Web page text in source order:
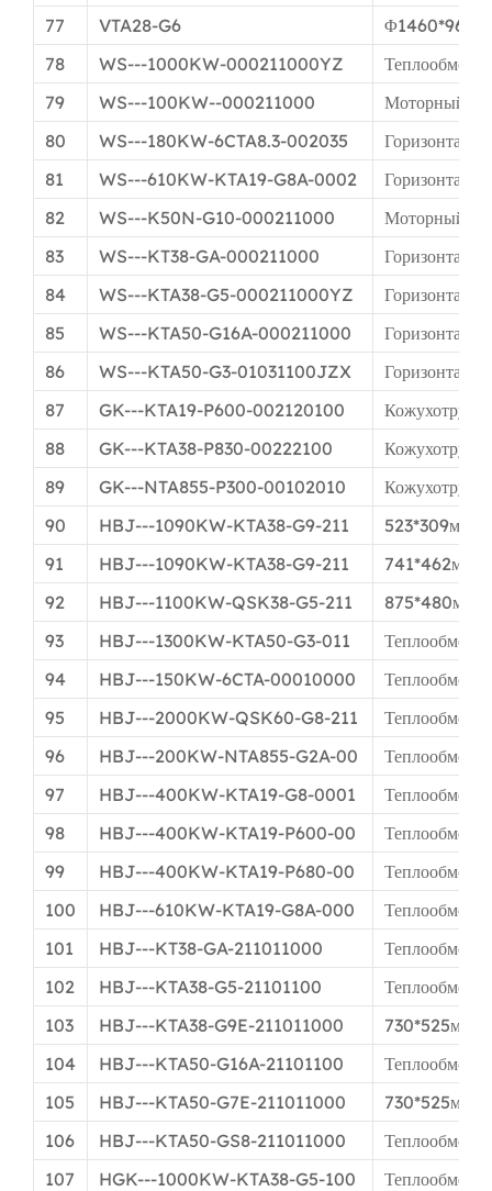
77
VTA28-G6
78
WS---1000KW-000211000YZ
79
WS---100KW--000211000
Моторный
80
WS---180KW-6CTA8.3-002035
81
WS---610KW-KTA19-G8A-0002
82
WS---K50N-G10-000211000
Моторный
83
WS---KT38-GA-000211000
84
WS---KTA38-G5-000211000YZ
85
WS---KTA50-G16A-000211000
86
WS---KTA50-G3-01031100JZX
87
GK---KTA19-P600-002120100
88
GK---KTA38-P830-00222100
89
GK---NTA855-P300-00102010
90
HBJ---1090KW-KTA38-G9-211
523*309мм
91
HBJ---1090KW-KTA38-G9-211
741*462мм
92
HBJ---1100KW-QSK38-G5-211
875*480мм
93
HBJ---1300KW-KTA50-G3-011
94
HBJ---150KW-6CTA-00010000
95
HBJ---2000KW-QSK60-G8-211
96
HBJ---200KW-NTA855-G2A-00
97
HBJ---400KW-KTA19-G8-0001
98
HBJ---400KW-KTA19-P600-00
99
HBJ---400KW-KTA19-P680-00
100
HBJ---610KW-KTA19-G8A-000
101
HBJ---KT38-GA-211011000
102
HBJ---KTA38-G5-21101100
103
HBJ---KTA38-G9E-211011000
730*525мм
104
HBJ---KTA50-G16A-21101100
105
HBJ---KTA50-G7E-211011000
730*525мм
106
HBJ---KTA50-GS8-211011000
107
HGK---1000KW-KTA38-G5-100